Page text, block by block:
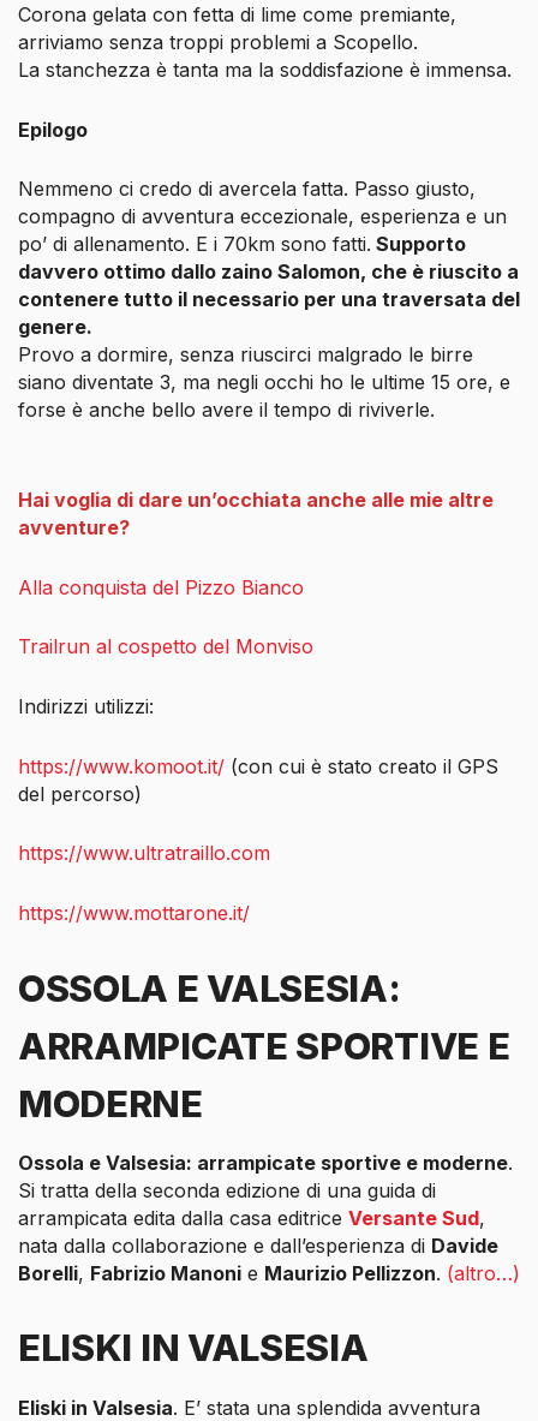
Corona gelata con fetta di lime come premiante,
arriviamo senza troppi problemi a Scopello.
La stanchezza è tanta ma la soddisfazione è immensa.
Epilogo
Nemmeno ci credo di avercela fatta. Passo giusto,
compagno di avventura eccezionale, esperienza e un
po’ di allenamento. E i 70km sono fatti. Supporto
davvero ottimo dallo zaino Salomon, che è riuscito a
contenere tutto il necessario per una traversata del
genere.
Provo a dormire, senza riuscirci malgrado le birre
siano diventate 3, ma negli occhi ho le ultime 15 ore, e
forse è anche bello avere il tempo di riviverle.
Hai voglia di dare un’occhiata anche alle mie altre
avventure?
Alla conquista del Pizzo Bianco
Trailrun al cospetto del Monviso
Indirizzi utilizzi:
https://www.komoot.it/ (con cui è stato creato il GPS
del percorso)
https://www.ultratraillo.com
https://www.mottarone.it/
OSSOLA E VALSESIA:
ARRAMPICATE SPORTIVE E
MODERNE
Ossola e Valsesia: arrampicate sportive e moderne.
Si tratta della seconda edizione di una guida di
arrampicata edita dalla casa editrice Versante Sud,
nata dalla collaborazione e dall’esperienza di Davide
Borelli, Fabrizio Manoni e Maurizio Pellizzon. (altro…)
ELISKI IN VALSESIA
Eliski in Valsesia. E’ stata una splendida avventura